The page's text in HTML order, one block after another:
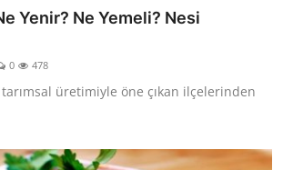
Yenir? Ne Yemeli? Nesi
0 478
üretimiyle öne çıkan ilçelerinden